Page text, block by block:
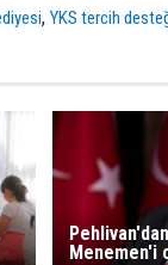
,YKS tercih
Menemen'i